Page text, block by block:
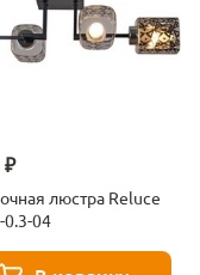
₽
люстра Reluce
0.3-04